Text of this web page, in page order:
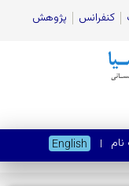
کنفرانس پژوهش
English